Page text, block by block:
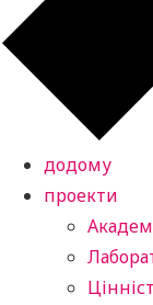
додому
проекти